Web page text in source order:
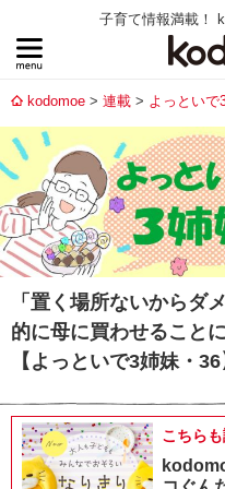
子育て情報満載！
kodomoe 連載 よっといで
「置く場所ないからダ
的に母に買わせること
【よっといで3姉妹・36
こちら